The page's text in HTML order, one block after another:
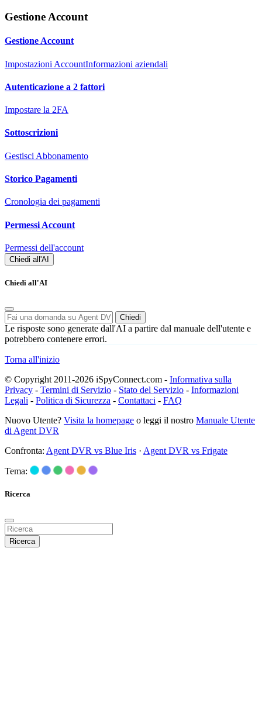
Gestione Account
Gestione Account
Impostazioni AccountInformazioni aziendali
Autenticazione a 2 fattori
Impostare la 2FA
Sottoscrizioni
Gestisci Abbonamento
Storico Pagamenti
Cronologia dei pagamenti
Permessi Account
Permessi dell'account
Chiedi all'AI
Chiedi all'AI
Chiedi
Le risposte sono generate dall'AI a partire dal manuale dell'utente e
potrebbero contenere errori.
Torna all'inizio
© Copyright 2011-2026 iSpyConnect.com - Informativa sulla
Privacy - Termini di Servizio - Stato del Servizio - Informazioni
Legali - Politica di Sicurezza - Contattaci - FAQ
Nuovo Utente? Visita la homepage o leggi il nostro Manuale Utente
di Agent DVR
Confronta: Agent DVR vs Blue Iris · Agent DVR vs Frigate
Tema:
Ricerca
Ricerca